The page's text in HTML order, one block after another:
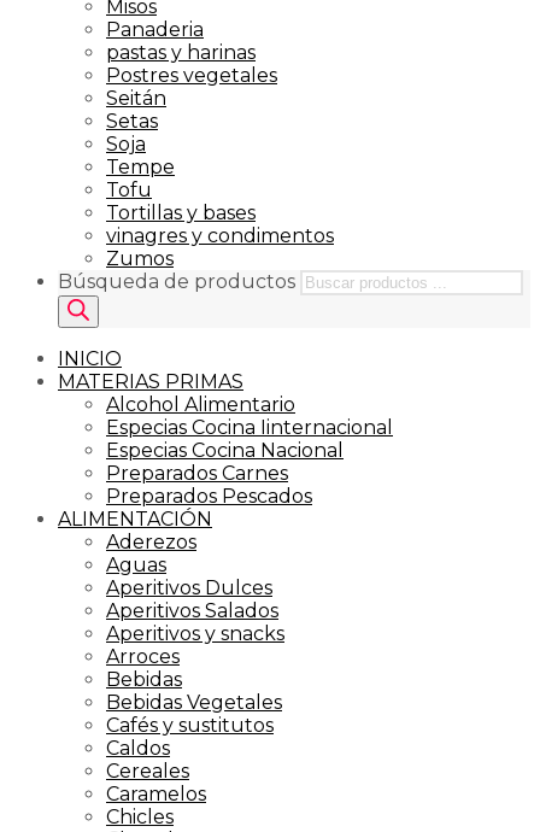
Misos
Panaderia
pastas y harinas
Postres vegetales
Seitán
Setas
Soja
Tempe
Tofu
Tortillas y bases
vinagres y condimentos
Zumos
Búsqueda de productos
INICIO
MATERIAS PRIMAS
Alcohol Alimentario
Especias Cocina Iinternacional
Especias Cocina Nacional
Preparados Carnes
Preparados Pescados
ALIMENTACIÓN
Aderezos
Aguas
Aperitivos Dulces
Aperitivos Salados
Aperitivos y snacks
Arroces
Bebidas
Bebidas Vegetales
Cafés y sustitutos
Caldos
Cereales
Caramelos
Chicles